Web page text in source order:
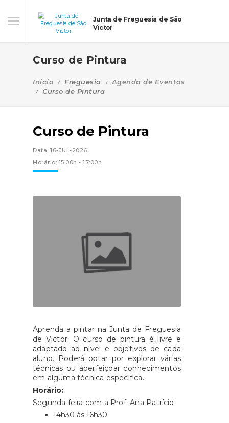
Junta de Freguesia de São
Victor
Curso de Pintura
Início Freguesia
Agenda de Eventos
Curso de Pintura
Curso de Pintura
Data: 16-JUL-2026
Horário: 15:00h - 17:00h
Aprenda a pintar na Junta de Freguesia
de Victor. O curso de pintura é livre e
adaptado ao nível e objetivos de cada
aluno. Poderá optar por explorar várias
técnicas ou aperfeiçoar conhecimentos
em alguma técnica específica.
Horário:
Segunda feira com a Prof. Ana Patrício:
14h30 às 16h30